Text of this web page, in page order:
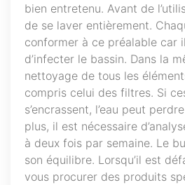
bien entretenu. Avant de
de se laver entièrement.
conformer à ce préalable car
d’infecter le bassin. Dans la
nettoyage de tous les
compris celui des filtres. Si
s’encrassent, l’eau peut
plus, il est nécessaire
à deux fois par semaine. Le
son équilibre. Lorsqu’il est
vous procurer des produits